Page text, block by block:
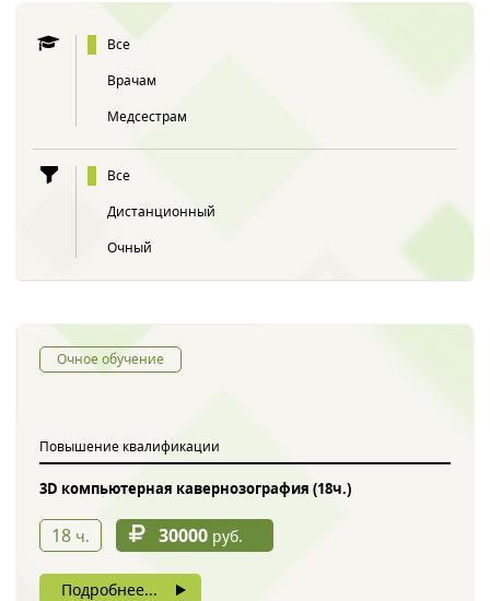
Все
Врачам
Медсестрам
Все
Дистанционный
Очный
Очное обучение
Повышение квалификации
3D компьютерная кавернозография (18ч.)
18 ч. 30000 руб.
Подробнее...